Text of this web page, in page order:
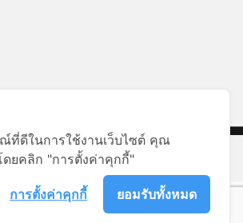
ที่ดีในการใช้งานเว็บไซต์ คุณ
ยคลิก "การตั้งค่าคุกกี้"
ยอมรับทั้งหมด
การตั้งค่าคุกกี้